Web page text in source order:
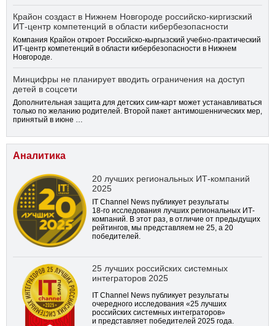
Крайон создаст в Нижнем Новгороде российско-киргизский
ИТ-центр компетенций в области кибербезопасности
Компания Крайон откроет Российско-кыргызский учебно-практический
ИТ-центр компетенций в области кибербезопасности в Нижнем
Новгороде.
Минцифры не планирует вводить ограничения на доступ
детей в соцсети
Дополнительная защита для детских сим-карт может устанавливаться
только по желанию родителей. Второй пакет антимошеннических мер,
принятый в июне …
Аналитика
20 лучших региональных ИТ-компаний
2025
IT Channel News публикует результаты
18-го исследования лучших региональных ИТ-
компаний. В этот раз, в отличие от предыдущих
рейтингов, мы представляем не 25, а 20
победителей.
25 лучших российских системных
интеграторов 2025
IT Channel News публикует результаты
очередного исследования «25 лучших
российских системных интеграторов»
и представляет победителей 2025 года.